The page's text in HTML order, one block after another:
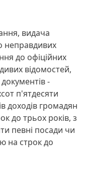
видача
неправдивих
до офіційних
відомостей,
-
п'ятдесяти
доходів громадян
до трьох років, з
певні посади чи
на строк до